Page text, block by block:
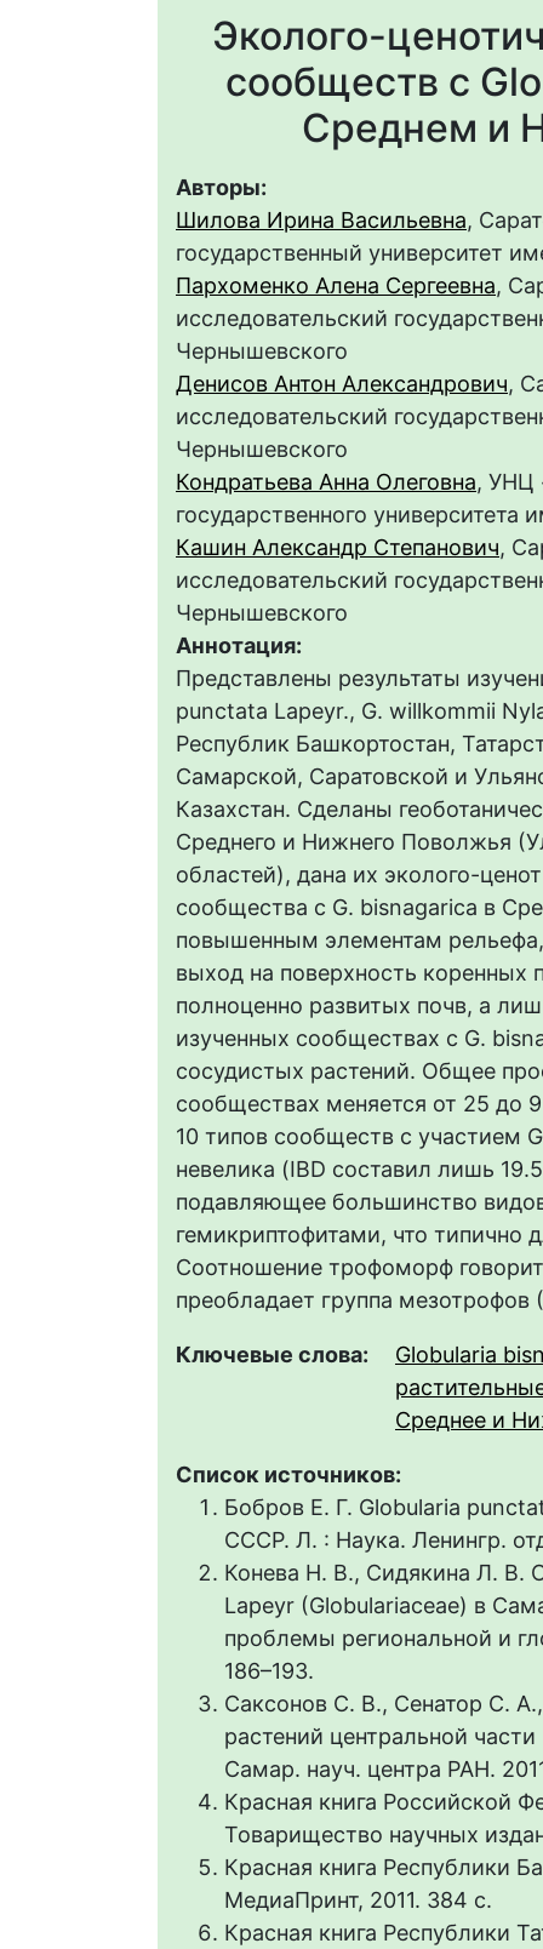
Эколого-
сообществ с
Среднем и
Авторы:
Шилова Ирина Васильевна,
государственный университет
Пархоменко Алена Сергеевна,
исследовательский
Чернышевского
Денисов Антон Александрович,
исследовательский
Чернышевского
Кондратьева Анна Олеговна, УНЦ
государственного
Кашин Александр Степанович,
исследовательский
Чернышевского
Аннотация:
Представлены результаты
punctata Lapeyr., G. willkommii
Республик Башкортостан,
Самарской, Саратовской и
Казахстан. Сделаны
Среднего и Нижнего Поволжья
областей), дана их эколого-
сообщества с G. bisnagarica в
повышенным элементам
выход на поверхность
полноценно развитых почв, а
изученных сообществах с G.
сосудистых растений. Общее
сообществах меняется от 25 до
10 типов сообществ с участием
невелика (IBD составил лишь
подавляющее большинство
гемикриптофитами, что типично
Соотношение трофоморф
преобладает группа
Ключевые слова:
Globularia
Среднее и
Список источников:
Бобров Е. Г. Globularia
СССР. Л. : Наука. Ленингр.
Конева Н. В., Сидякина Л. В.
Lapeyr (Globulariaceae) в
проблемы региональной и
186–193.
Саксонов С. В., Сенатор С.
растений центральной
Самар. науч. центра РАН.
Красная книга Российской
Товарищество научных
Красная книга Республики
МедиаПринт, 2011. 384 с.
Красная книга Республики